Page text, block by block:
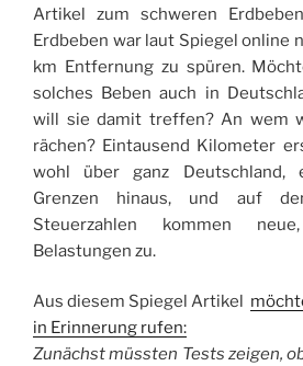
Artikel zum schweren
Erdbeben war laut Spiegel online
km Entfernung zu spüren.
solches Beben auch in
will sie damit treffen? An wem
rächen? Eintausend Kilometer
wohl über ganz Deutschland,
Grenzen hinaus, und auf
Steuerzahlen kommen
Belastungen zu.
Aus diesem Spiegel Artikel
in Erinnerung rufen:
Zunächst müssten Tests zeigen,